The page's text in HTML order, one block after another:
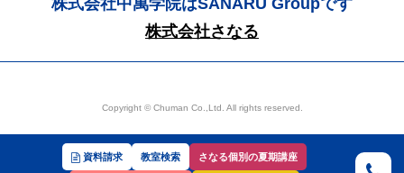
資料請求 教室検索 さなる個別の夏期講座
株式会社さなる
Copyright © Chuman Co.,Ltd. All rights reserved.